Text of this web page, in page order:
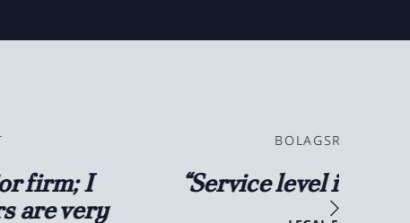
“Service level is fantastic.”